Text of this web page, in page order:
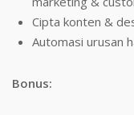
Cipta konten &
Automasi urusan
Bonus: